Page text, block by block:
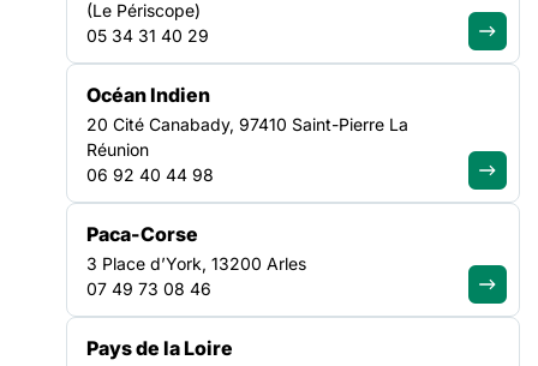
LA FÉDÉRATION
Nos missions
Nos Fédérations régionales
NOS LUTTES
Tous nos plaidoyers
Tous nos programmes
(Le Périscope)
05 34 31 40 29
Océan Indien
20 Cité Canabady, 97410 Saint-Pierre La
Réunion
06 92 40 44 98
Paca-Corse
3 Place d’York, 13200 Arles
07 49 73 08 46
Pays de la Loire